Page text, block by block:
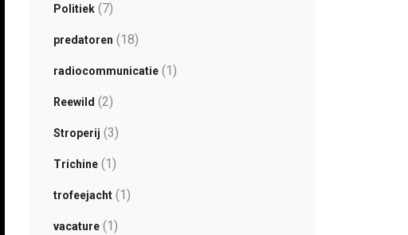
Politiek(7)
predatoren (18)
radiocommunicatie(1)
Reewild (2)
Stroperij (3)
Trichine(1)
trofeejacht(1)
vacature(1)